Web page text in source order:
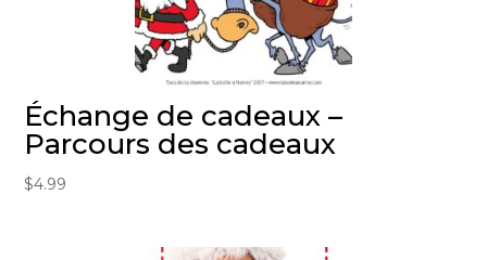
Échange de cadeaux –
Parcours des cadeaux
$4.99